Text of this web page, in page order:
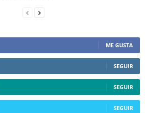
ME GUSTA
SEGUIR
SEGUIR
SEGUIR